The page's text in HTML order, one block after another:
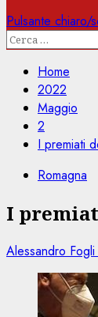
Pulsante chiaro/
Ricerca
Home
2022
Maggio
2
I premiati
Romagna
I
Alessandro Fogli